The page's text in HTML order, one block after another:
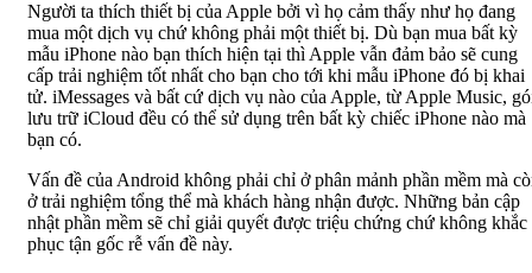
Người ta thích thiết bị của Apple bởi vì họ cảm thấy như họ đang
mua một dịch vụ chứ không phải một thiết bị. Dù bạn mua bất kỳ
mẫu iPhone nào bạn thích hiện tại thì Apple vẫn đảm bảo sẽ cung
cấp trải nghiệm tốt nhất cho bạn cho tới khi mẫu iPhone đó bị khai
tử. iMessages và bất cứ dịch vụ nào của Apple, từ Apple Music,
lưu trữ iCloud đều có thể sử dụng trên bất kỳ chiếc iPhone nào mà
bạn có.
Vấn đề của Android không phải chỉ ở phân mảnh phần mềm mà
ở trải nghiệm tổng thể mà khách hàng nhận được. Những bản cập
nhật phần mềm sẽ chỉ giải quyết được triệu chứng chứ không khắc
phục tận gốc rễ vấn đề này.